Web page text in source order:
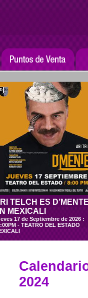
TELCH ES
MEXICALI
17 de Septiembre de 2026 :
- TEATRO DEL ESTADO
2024